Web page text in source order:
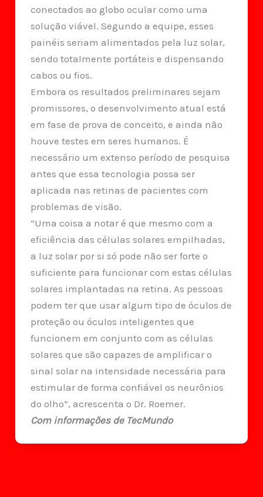
conectados ao globo ocular como uma
solução viável. Segundo a equipe, esses
painéis seriam alimentados pela luz solar,
sendo totalmente portáteis e dispensando
cabos ou fios.
Embora os resultados preliminares sejam
promissores, o desenvolvimento atual está
em fase de prova de conceito, e ainda não
houve testes em seres humanos. É
necessário um extenso período de pesquisa
antes que essa tecnologia possa ser
aplicada nas retinas de pacientes com
problemas de visão.
“Uma coisa a notar é que mesmo com a
eficiência das células solares empilhadas,
a luz solar por si só pode não ser forte o
suficiente para funcionar com estas células
solares implantadas na retina. As pessoas
podem ter que usar algum tipo de óculos de
proteção ou óculos inteligentes que
funcionem em conjunto com as células
solares que são capazes de amplificar o
sinal solar na intensidade necessária para
estimular de forma confiável os neurônios
do olho”, acrescenta o Dr. Roemer.
Com informações de TecMundo